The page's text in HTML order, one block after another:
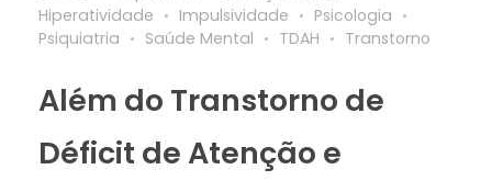
Hiperatividade
Impulsividade
Psicologia
Psiquiatria
Saúde Mental TDAH Transtorno
Além do Transtorno de
Déficit de Atenção e